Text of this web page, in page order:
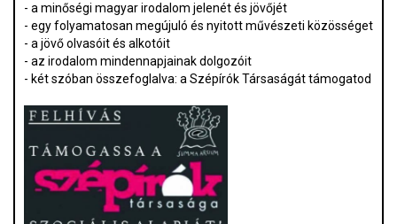
- a minőségi magyar irodalom jelenét és jövőjét
- egy folyamatosan megújuló és nyitott művészeti közösséget
- a jövő olvasóit és alkotóit
- az irodalom mindennapjainak dolgozóit
- két szóban összefoglalva: a Szépírók Társaságát támogatod